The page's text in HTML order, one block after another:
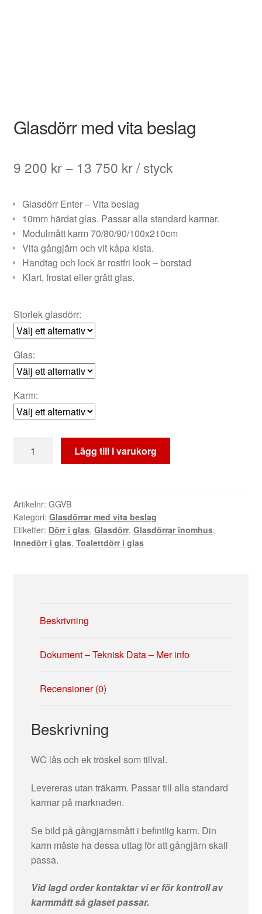
Glasdörr med vita beslag
9 200 kr– 13 750 krPrisintervall:
200 kr
till
13
750 kr
/ styck
Glasdörr Enter – Vita beslag
10mm härdat glas. Passar alla standard karmar.
Modulmått karm 70/80/90/100x210cm
Vita gångjärn och vit kåpa kista.
Handtag och lock är rostfri look – borstad
Klart, frostat eller grått glas.
Storlek glasdörr:
Glas:
Karm:
mängd
Lägg till i varukorg
Artikelnr: GGVB
Kategori: Glasdörrar med vita beslag
Etiketter: Dörr i glas, Glasdörr, Glasdörrar inomhus,
Innedörr i glas, Toalettdörr i glas
Beskrivning
Dokument – Teknisk Data – Mer info
Recensioner (0)
Beskrivning
WC lås och ek tröskel som tillval.
Levereras utan träkarm. Passar till alla standard
karmar på marknaden.
Se bild på gångjärnsmått i befintlig karm. Din
karm måste ha dessa uttag för att gångjärn skall
passa.
Vid lagd order kontaktar vi er för kontroll av
karmmått så glaset passar.